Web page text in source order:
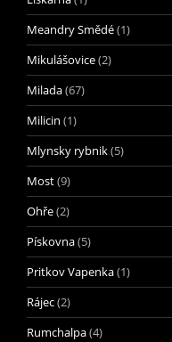
Meandry Smědé(1)
Mikulášovice(2)
Milada(67)
Milicin (1)
Mlynsky rybnik(5)
Most(9)
Ohře(2)
Pískovna(5)
Pritkov Vapenka(1)
Rájec(2)
Rumchalpa(4)